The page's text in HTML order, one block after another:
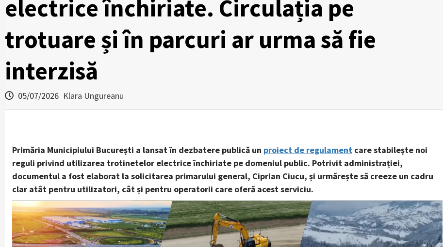
electrice închiriate. Circulația pe
trotuare și în parcuri ar urma să fie
interzisă
05/07/2026 Klara Ungureanu
Primăria Municipiului București a lansat în dezbatere publică un proiect de regulament care stabilește noi
reguli privind utilizarea trotinetelor electrice închiriate pe domeniul public. Potrivit administrației,
documentul a fost elaborat la solicitarea primarului general, Ciprian Ciucu, și urmărește să creeze un cadru
clar atât pentru utilizatori, cât și pentru operatorii care oferă acest serviciu.